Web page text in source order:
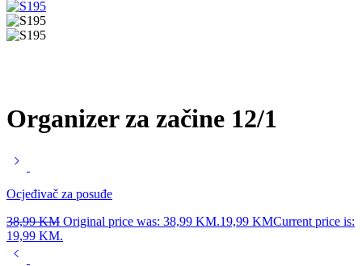
Organizer za začine 12/1
Ocjeđivač za posuđe
38,99KM Original price was: 38,99 KM.19,99 KMCurrent price is:
19,99 KM.